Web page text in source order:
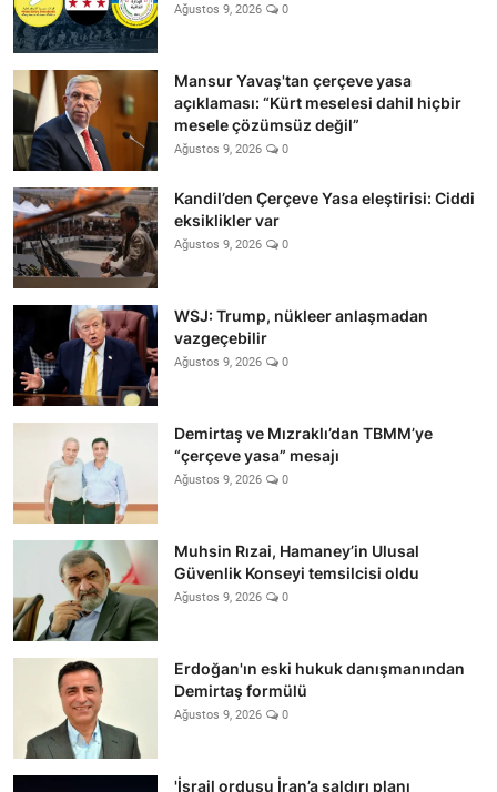
Ağustos 9, 2026 0
Mansur Yavaş'tan çerçeve yasa
açıklaması: “Kürt meselesi dahil hiçbir
mesele çözümsüz değil”
Ağustos 9, 2026 0
Kandil’den Çerçeve Yasa eleştirisi: Ciddi
eksiklikler var
Ağustos 9, 2026 0
WSJ: Trump, nükleer anlaşmadan
vazgeçebilir
Ağustos 9, 2026 0
Demirtaş ve Mızraklı’dan TBMM’ye
“çerçeve yasa” mesajı
Ağustos 9, 2026 0
Muhsin Rızai, Hamaney’in Ulusal
Güvenlik Konseyi temsilcisi oldu
Ağustos 9, 2026 0
Erdoğan'ın eski hukuk danışmanından
Demirtaş formülü
Ağustos 9, 2026 0
'İsrail ordusu İran’a saldırı planı